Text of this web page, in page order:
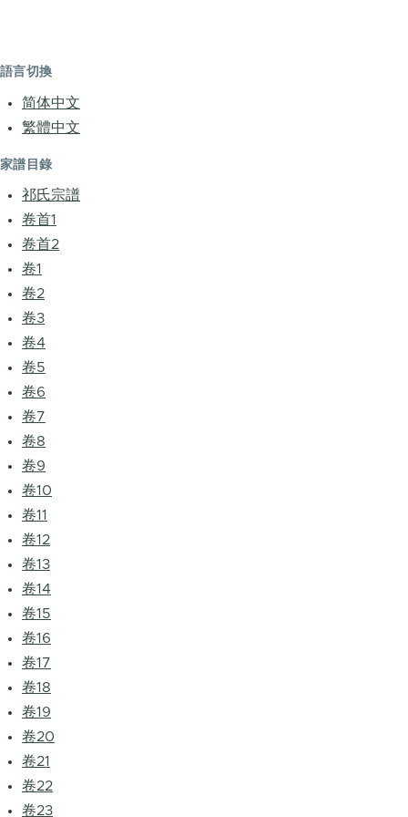
語言切換
简体中文
繁體中文
家譜目錄
祁氏宗譜
卷首1
卷首2
卷1
卷2
卷3
卷4
卷5
卷6
卷7
卷8
卷9
卷10
卷11
卷12
卷13
卷14
卷15
卷16
卷17
卷18
卷19
卷20
卷21
卷22
卷23